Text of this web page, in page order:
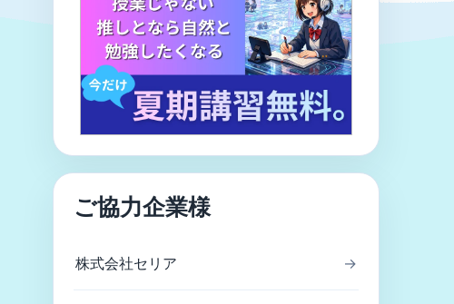
ご協力企業様
株式会社セリア →